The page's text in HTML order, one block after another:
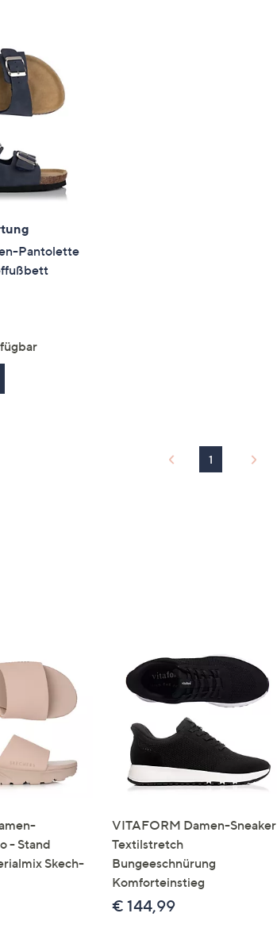
Pantolette
1
- Stand
Skech-
VITAFORM Damen-Sneaker
Textilstretch
Bungeeschnürung
Komforteinstieg
€ 144,99